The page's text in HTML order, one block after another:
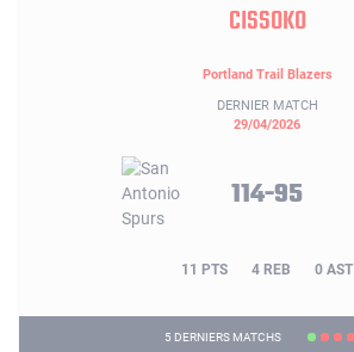
CISSOKO
Portland Trail Blazers
DERNIER MATCH
29/04/2026
114-95
11 PTS 4 REB 0 AST
5 DERNIERS MATCHS